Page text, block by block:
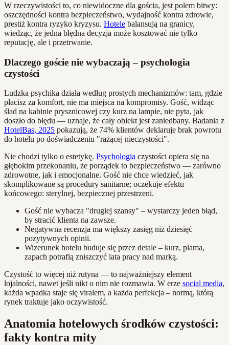
W rzeczywistości to, co niewidoczne dla gościa, jest polem bitwy:
oszczędności kontra bezpieczeństwo, wydajność kontra zdrowie,
prestiż kontra ryzyko kryzysu. Hotele balansują na granicy,
wiedząc, że jedna błędna decyzja może kosztować nie tylko
reputację, ale i przetrwanie.
Dlaczego goście nie wybaczają – psychologia
czystości
Ludzka psychika działa według prostych mechanizmów: tam, gdzie
płacisz za komfort, nie ma miejsca na kompromisy. Gość, widząc
ślad na kabinie prysznicowej czy kurz na lampie, nie pyta, jak
doszło do błędu — uznaje, że cały obiekt jest zaniedbany. Badania z
HotelBas, 2025 pokazują, że 74% klientów deklaruje brak powrotu
do hotelu po doświadczeniu "rażącej nieczystości".
Nie chodzi tylko o estetykę. Psychologia czystości opiera się na
głębokim przekonaniu, że porządek to bezpieczeństwo — zarówno
zdrowotne, jak i emocjonalne. Gość nie chce wiedzieć, jak
skomplikowane są procedury sanitarne; oczekuje efektu
końcowego: sterylnej, bezpiecznej przestrzeni.
Gość nie wybacza "drugiej szansy" – wystarczy jeden błąd,
by stracić klienta na zawsze.
Negatywna recenzja ma większy zasięg niż dziesięć
pozytywnych opinii.
Wizerunek hotelu buduje się przez detale – kurz, plama,
zapach potrafią zniszczyć lata pracy nad marką.
Czystość to więcej niż rutyna — to najważniejszy element
lojalności, nawet jeśli nikt o nim nie rozmawia. W erze social media,
każda wpadka staje się viralem, a każda perfekcja – normą, którą
rynek traktuje jako oczywistość.
Anatomia hotelowych środków czystości:
fakty kontra mity